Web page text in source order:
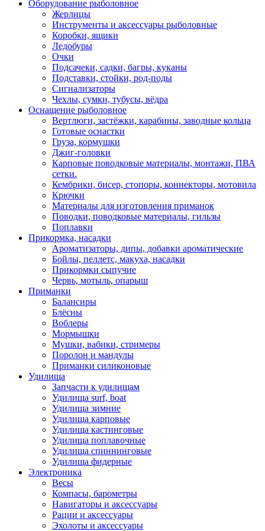
Оборудование рыболовное
Жерлицы
Инструменты и аксессуары рыболовные
Коробки, ящики
Ледобуры
Очки
Подсачеки, садки, багры, куканы
Подставки, стойки, род-поды
Сигнализаторы
Чехлы, сумки, тубусы, вёдра
Оснащение рыболовное
Вертлюги, застёжки, карабины, заводные кольца
Готовые оснастки
Груза, кормушки
Джиг-головки
Карповые поводковые материалы, монтажи, ПВА
сетки.
Кембрики, бисер, стопоры, коннекторы, мотовила
Крючки
Материалы для изготовления приманок
Поводки, поводковые материалы, гильзы
Поплавки
Прикормка, насадки
Ароматизаторы, дипы, добавки ароматические
Бойлы, пеллетс, макуха, насадки
Прикормки сыпучие
Червь, мотыль, опарыш
Приманки
Балансиры
Блёсны
Воблеры
Мормышки
Мушки, вабики, стримеры
Поролон и мандулы
Приманки силиконовые
Удилища
Запчасти к удилищам
Удилища surf, boat
Удилища зимние
Удилища карповые
Удилища кастинговые
Удилища поплавочные
Удилища спиннинговые
Удилища фидерные
Электроника
Весы
Компасы, барометры
Навигаторы и аксессуары
Рации и аксессуары
Эхолоты и аксессуары